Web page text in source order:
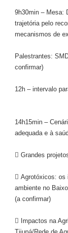
9h30min – Mesa:
trajetória pelo
mecanismos de
Palestrantes:
confirmar)
12h – intervalo
14h15min –
adequada e à
 Grandes
 Agrotóxicos: os
ambiente no
(a confirmar)
 Impactos na